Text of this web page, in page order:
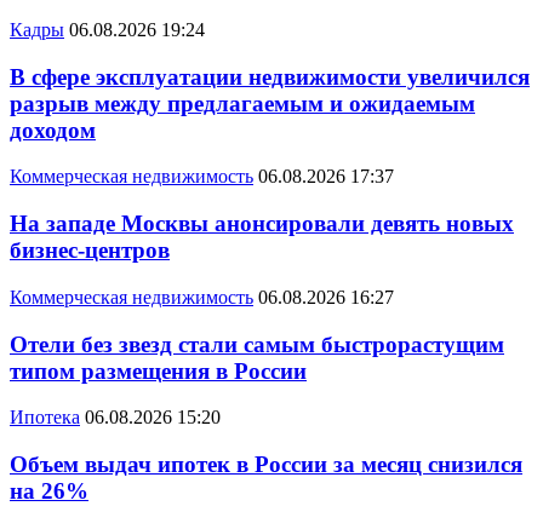
Кадры 06.08.2026 19:24
В сфере эксплуатации недвижимости увеличился
разрыв между предлагаемым и ожидаемым
доходом
Коммерческая недвижимость 06.08.2026 17:37
На западе Москвы анонсировали девять новых
бизнес-центров
Коммерческая недвижимость 06.08.2026 16:27
Отели без звезд стали самым быстрорастущим
типом размещения в России
Ипотека 06.08.2026 15:20
Объем выдач ипотек в России за месяц снизился
на 26%